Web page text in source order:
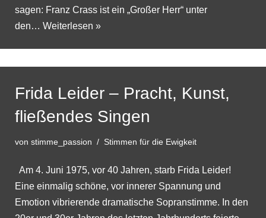
sagen: Franz Crass ist ein „Großer Herr“ unter
den… Weiterlesen »
Frida Leider – Pracht, Kunst,
fließendes Singen
von stimme_passion Stimmen für die Ewigkeit
Am 4. Juni 1975, vor 40 Jahren, starb Frida Leider!
Eine einmalig schöne, vor innerer Spannung und
Emotion vibrierende dramatische Sopranstimme. In den